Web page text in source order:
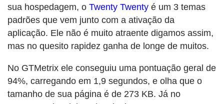
sua hospedagem, o Twenty Twenty é um 3 temas
padrões que vem junto com a ativação da
aplicação. Ele não é muito atraente digamos assim,
mas no quesito rapidez ganha de longe de muitos.
No GTMetrix ele conseguiu uma pontuação geral de
94%, carregando em 1,9 segundos, e olha que o
tamanho de sua página é de 273 KB. Já no